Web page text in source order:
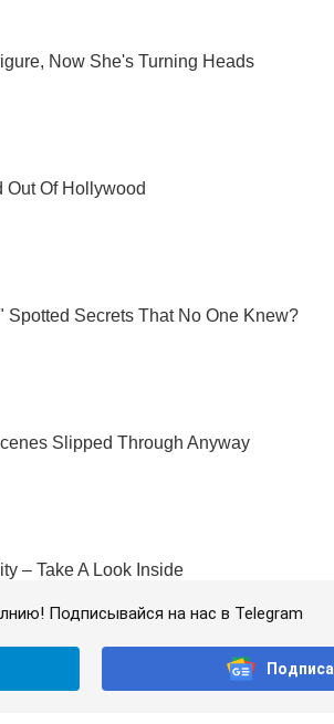
Подписывайся на нас в Telegram